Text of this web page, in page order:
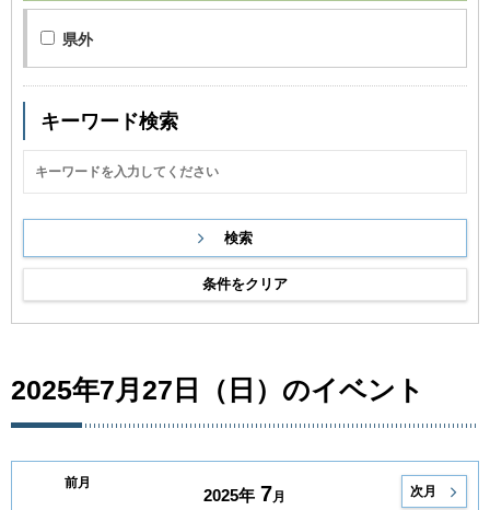
県外
キーワード検索
条件をクリア
2025年7月27日（日）のイベント
前月
2025年 7月 次月